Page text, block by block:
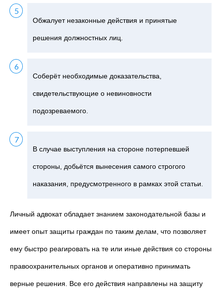
Обжалует незаконные действия и принятые
решения должностных лиц.
Соберёт необходимые доказательства,
свидетельствующие о невиновности
подозреваемого.
В случае выступления на стороне потерпевшей
стороны, добьётся вынесения самого строгого
наказания, предусмотренного в рамках этой статьи.
Личный адвокат обладает знанием законодательной базы и
имеет опыт защиты граждан по таким делам, что позволяет
ему быстро реагировать на те или иные действия со стороны
правоохранительных органов и оперативно принимать
верные решения. Все его действия направлены на защиту